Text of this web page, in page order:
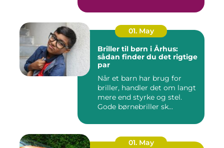
01. May
Briller til børn i Århus:
sådan finder du det rigtige
par
Når et barn har brug for
briller, handler det om langt
mere end styrke og stel.
Gode børnebriller sk...
01. May